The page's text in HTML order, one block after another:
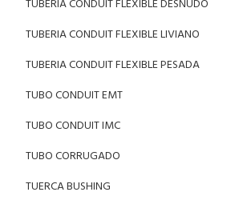
TUBERIA CONDUIT FLEXIBLE DESNUDO
TUBERIA CONDUIT FLEXIBLE LIVIANO
TUBERIA CONDUIT FLEXIBLE PESADA
TUBO CONDUIT EMT
TUBO CONDUIT IMC
TUBO CORRUGADO
TUERCA BUSHING